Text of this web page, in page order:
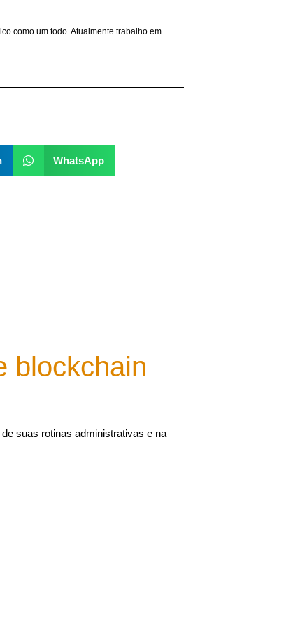
como um todo. Atualmente trabalho em
WhatsApp
blockchain
suas rotinas administrativas e na